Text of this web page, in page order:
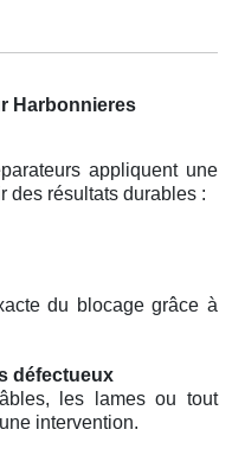
Harbonnieres
appliquent une
des résultats durables :
du blocage grâce à
défectueux
les lames ou tout
intervention.